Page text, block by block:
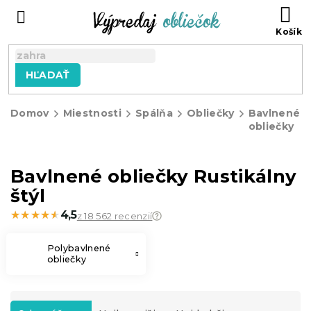
HĽADAŤ
Domov Miestnosti Spálňa Obliečky
Bavlnené
obliečky
Bavlnené obliečky Rustikálny
štýl
★★★★★
★★★★★ 4,5z 18 562 recenzií
Polybavlnené
obliečky
R